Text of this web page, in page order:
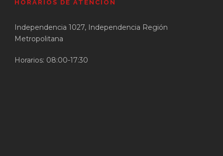
HORARIOS DE ATENCIÓN
Independencia 1027, Independencia Región
Metropolitana
Horarios: 08:00-17:30